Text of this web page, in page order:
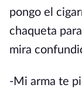
pongo el
chaqueta
mira
-Mi arma te